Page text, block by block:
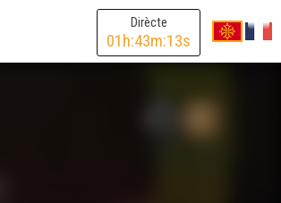
Dirècte
01h:43m:13s